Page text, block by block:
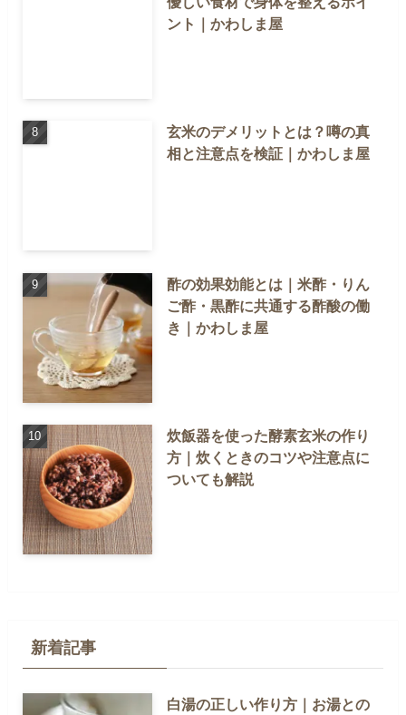
ント｜かわしま屋
玄米のデメリットとは？噂の真
相と注意点を検証｜かわしま屋
酢の効果効能とは｜米酢・りん
ご酢・黒酢に共通する酢酸の働
き｜かわしま屋
炊飯器を使った酵素玄米の作り
方｜炊くときのコツや注意点に
ついても解説
新着記事
白湯の正しい作り方｜お湯との